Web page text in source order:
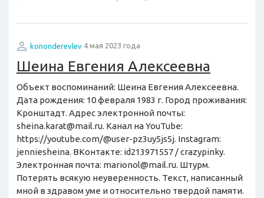
kononderevlev 4 мая 2023 года
Шеина Евгения Алексеевна
Объект воспоминаний: Шеина Евгения Алексеевна.
Дата рождения: 10 февраля 1983 г. Город проживания:
Кронштадт. Адрес электронной почты:
sheina.karat@mail.ru. Канал на YouTube:
https://youtube.com/@user-pz3uy5js5j. Instagram:
jenniesheina. ВКонтакте: id213971557 / crazypinky.
Электронная почта: marionol@mail.ru. Штурм.
Потерять всякую неуверенность. Текст, написанный
мной в здравом уме и относительно твердой памяти.